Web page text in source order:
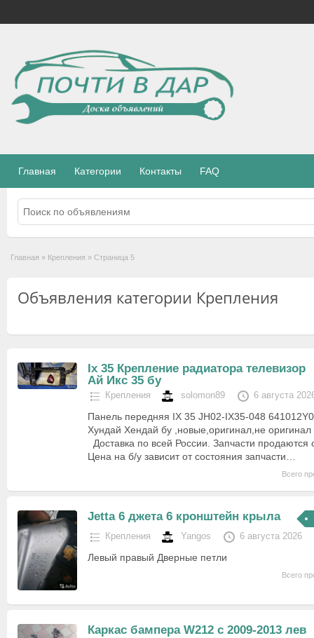
Главная Категории Контакты FAQ
Главная » Крепления » Страница 5
Объявления категории Крепления
Ix 35 Крепление радиатора телевизор
Ай Икс 35 бу
Крепления solomon89 6 августа
Панель передняя IX 35 JH02-IX35-048
Хундай Хендай бу ,новые,оригинал,не оригинал
Доставка по всей России. Запчасти продаются
Цена на б/у зависит от состояния запчасти…
Всего
Jetta 6 джета 6 кронштейн крыла
Крепления Yangos 6 августа 2026
Левый правый Дверные петли
Всего
Каркас бампера W212 с 2009-2013 лев